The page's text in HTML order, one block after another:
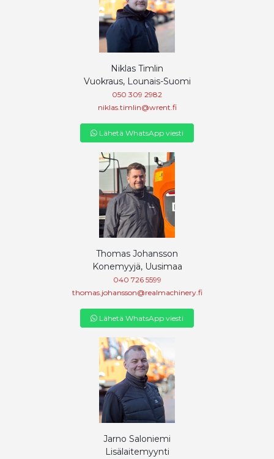
Niklas Timlin
Vuokraus, Lounais-Suomi
050 309 2982
niklas.timlin@wrent.fi
Lähetä WhatsApp viesti
Thomas Johansson
Konemyyjä, Uusimaa
040 726 5599
thomas.johansson@realmachinery.fi
Lähetä WhatsApp viesti
Jarno Saloniemi
Lisälaitemyynti